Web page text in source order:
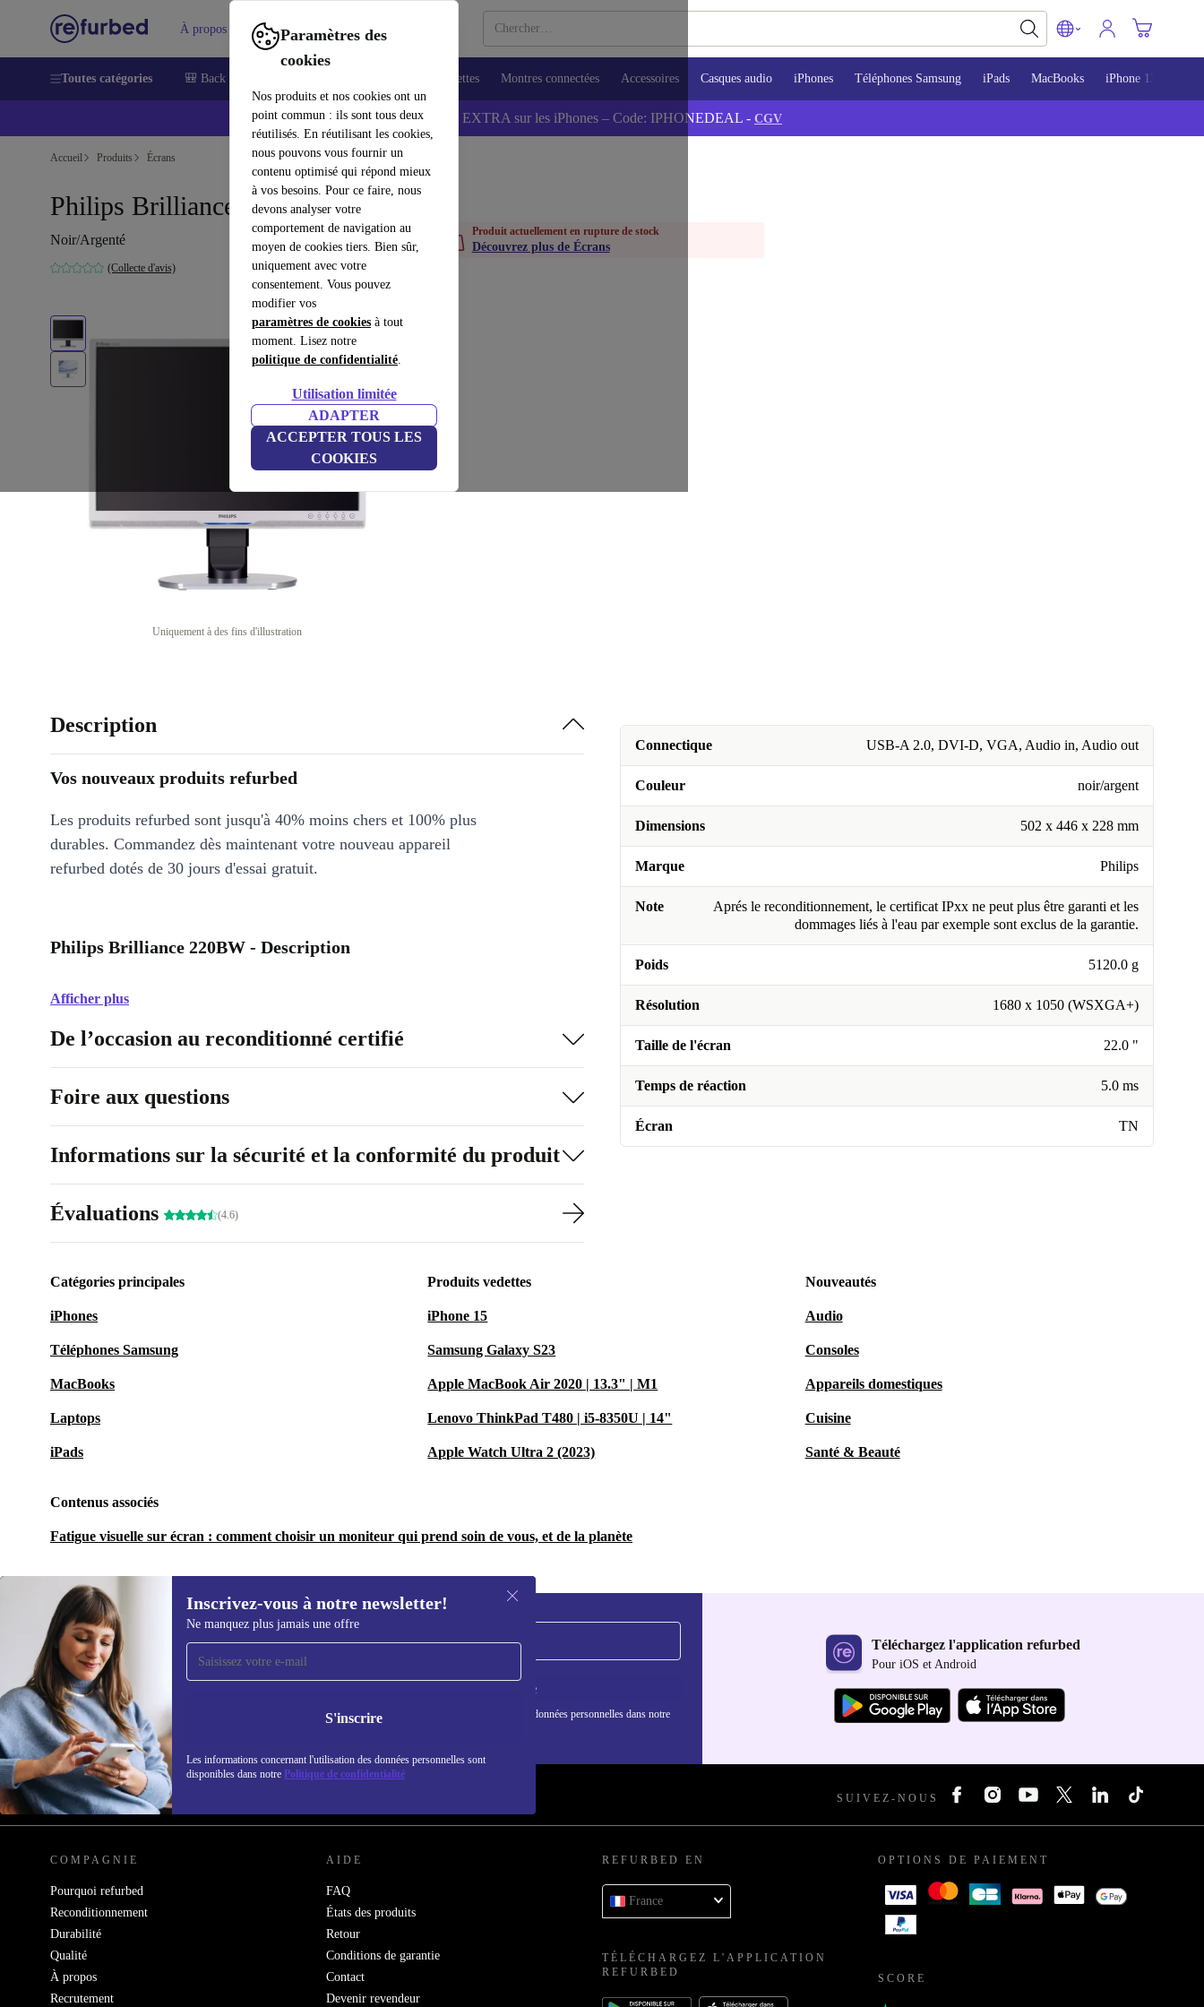
Paramètres des
cookies
Nos produits et nos cookies ont un
point commun : ils sont tous deux
réutilisés. En réutilisant les cookies,
nous pouvons vous fournir un
contenu optimisé qui répond mieux
à vos besoins. Pour ce faire, nous
devons analyser votre
comportement de navigation au
moyen de cookies tiers. Bien sûr,
uniquement avec votre
consentement. Vous pouvez
modifier vos
paramètres de cookies à tout
moment. Lisez notre
politique de confidentialité.
Utilisation limitée
ADAPTER
ACCEPTER TOUS LES
COOKIES
À propos Aide
Toutes catégories 🎒 Back to school Tablettes Montres connectées Accessoires Casques audio iPhones Téléphones Samsung iPads MacBooks iPhone 13
💰-5% EXTRA sur les iPhones – Code: IPHONEDEAL - CGV
Accueil Produits Écrans
Philips Brilliance 220BW | 22"
Noir/Argenté
(Collecte d'avis)
Uniquement à des fins d'illustration
Produit actuellement en rupture de stock
Découvrez plus de Écrans
Connectique USB-A 2.0, DVI-D, VGA, Audio in, Audio out
Couleur noir/argent
Dimensions 502 x 446 x 228 mm
Marque Philips
Note
Aprés le reconditionnement, le certificat IPxx ne peut plus être garanti et les
dommages liés à l'eau par exemple sont exclus de la garantie.
Poids 5120.0 g
Résolution 1680 x 1050 (WSXGA+)
Taille de l'écran 22.0 "
Temps de réaction 5.0 ms
Écran TN
Description
Vos nouveaux produits refurbed
Les produits refurbed sont jusqu'à 40% moins chers et 100% plus
durables. Commandez dès maintenant votre nouveau appareil
refurbed dotés de 30 jours d'essai gratuit.
Philips Brilliance 220BW - Description
Afficher plus
De l’occasion au reconditionné certifié
Foire aux questions
Informations sur la sécurité et la conformité du produit
Évaluations (4.6)
Catégories principales
iPhones
Téléphones Samsung
MacBooks
Laptops
iPads
Produits vedettes
iPhone 15
Samsung Galaxy S23
Apple MacBook Air 2020 | 13.3" | M1
Lenovo ThinkPad T480 | i5-8350U | 14"
Apple Watch Ultra 2 (2023)
Nouveautés
Audio
Consoles
Appareils domestiques
Cuisine
Santé & Beauté
Contenus associés
Fatigue visuelle sur écran : comment choisir un moniteur qui prend soin de vous, et de la planète
Inscrivez-vous à notre newsletter!
Ne manquez plus jamais une offre
S'inscrire
Les informations concernant l'utilisation des données personnelles sont
disponibles dans notre Politique de confidentialité
Recevoir offres et infos de
refurbed par mail
Ne manquez plus aucune offre.
S'inscrire
Retrouvez les informations sur l'utilisation des données personnelles dans notre
Téléchargez l'application refurbed
Pour iOS et Android
REFURBED FRANCE - RETHINK NEW. SUIVEZ-NOUS
COMPAGNIE
Pourquoi refurbed
Reconditionnement
Durabilité
Qualité
À propos
Recrutement
AIDE
FAQ
États des produits
Retour
Conditions de garantie
Contact
Devenir revendeur
REFURBED EN
France
TÉLÉCHARGEZ L'APPLICATION
REFURBED
OPTIONS DE PAIEMENT
SCORE